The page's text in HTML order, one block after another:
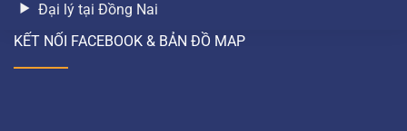
Đại lý tại Đồng Nai
KẾT NỐI FACEBOOK & BẢN ĐỒ MAP